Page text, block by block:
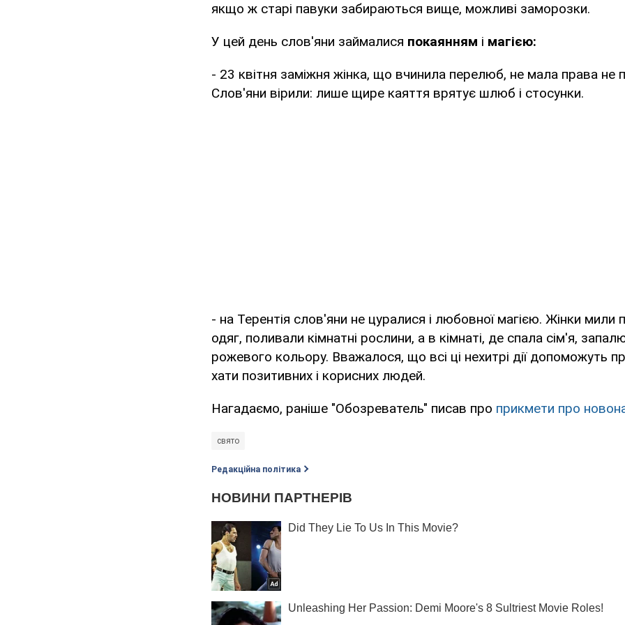
якщо ж старі павуки забираються вище, можливі заморозки.
У цей день слов'яни займалися покаянням і магією:
- 23 квітня заміжня жінка, що вчинила перелюб, не мала права не
Слов'яни вірили: лише щире каяття врятує шлюб і стосунки.
- на Терентія слов'яни не цуралися і любовної магією. Жінки мили
одяг, поливали кімнатні рослини, а в кімнаті, де спала сім'я,
рожевого кольору. Вважалося, що всі ці нехитрі дії допоможуть
хати позитивних і корисних людей.
Нагадаємо, раніше "Обозреватель" писав про прикмети про
свято
Редакційна політика